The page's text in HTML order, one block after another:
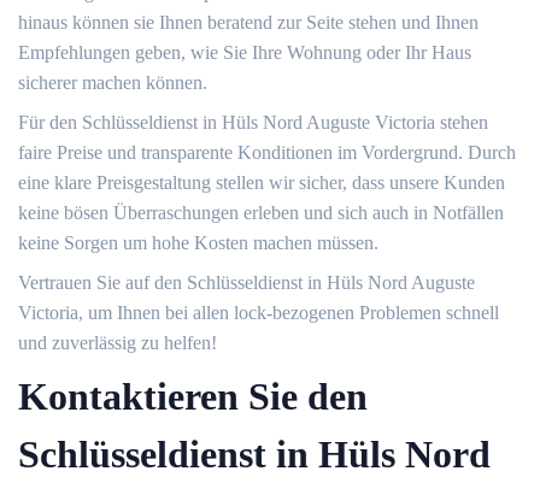
hinaus können sie Ihnen beratend zur Seite stehen und Ihnen
Empfehlungen geben, wie Sie Ihre Wohnung oder Ihr Haus
sicherer machen können.​
Für den Schlüsseldienst in Hüls Nord Auguste Victoria stehen
faire Preise und transparente Konditionen im Vordergrund.​ Durch
eine klare Preisgestaltung stellen wir sicher, dass unsere Kunden
keine bösen Überraschungen erleben und sich auch in Notfällen
keine Sorgen um hohe Kosten machen müssen.​
Vertrauen Sie auf den Schlüsseldienst in Hüls Nord Auguste
Victoria, um Ihnen bei allen lock-bezogenen Problemen schnell
und zuverlässig zu helfen!​
Kontaktieren Sie den
Schlüsseldienst in Hüls Nord